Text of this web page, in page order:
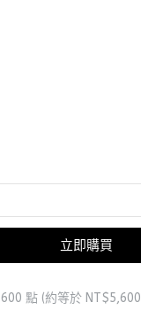
立即購買
點 (約等於 NT$5,600